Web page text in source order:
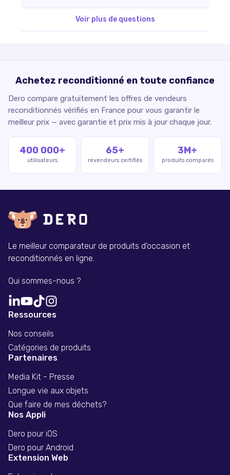
Voir plus de questions
Achetez reconditionné en toute confiance
Dero compare gratuitement les offres de vendeurs
reconditionnés vérifiés en France pour vous garantir le
meilleur prix — avec garantie et prix mis à jour chaque jour.
400 000+
utilisateurs
65+
revendeurs certifiés
3M+
produits comparés
Le meilleur comparateur de produits d'occasion et
reconditionnés en ligne.
Qui sommes-nous ?
Ressources
Nos conseils
Catégories de produits
Partenaires
Media Kit - Presse
Longue vie aux objets
Que faire de mes déchets?
Nos Appli
Dero pour iOS
Dero pour Android
Extension Web